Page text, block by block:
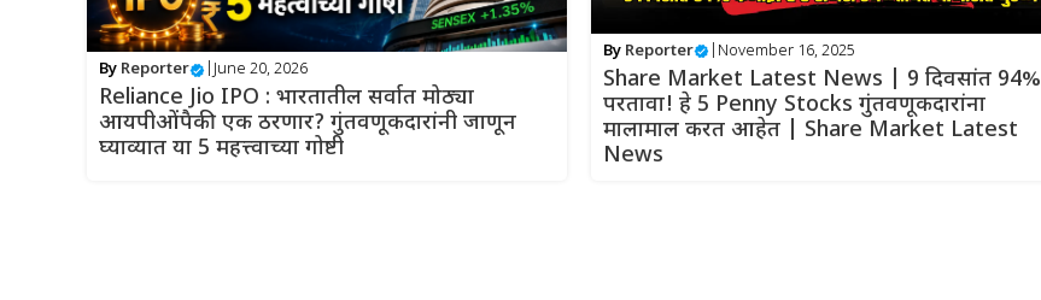
By Reporter June 20, 2026
Reliance Jio IPO : भारतातील सर्वात मोठ्या
आयपीओंपैकी एक ठरणार? गुंतवणूकदारांनी जाणून
घ्याव्यात या 5 महत्त्वाच्या गोष्टी
By Reporter | November 16, 2025
Share Market Latest News | 9 दिवसांत 94%
परतावा! हे 5 Penny Stocks गुंतवणूकदारांना
मालामाल करत आहेत | Share Market Latest
News